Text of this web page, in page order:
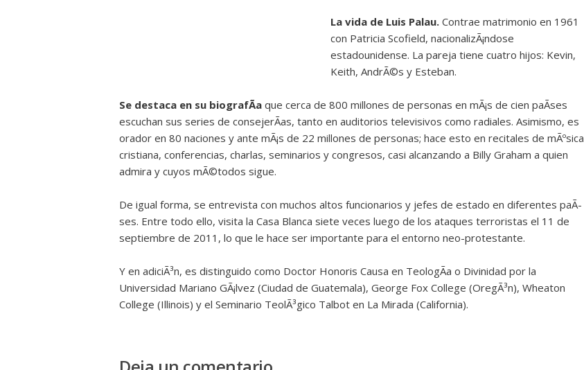
La vida de Luis Palau. Contrae matrimonio en 1961
con Patricia Scofield, nacionalizÃ¡ndose
estadounidense. La pareja tiene cuatro hijos: Kevin,
Keith, AndrÃ©s y Esteban.
Se destaca en su biografÃ­a que cerca de 800 millones de personas en mÃ¡s de cien paÃ­ses
escuchan sus series de consejerÃ­as, tanto en auditorios televisivos como radiales. Asimismo, es
orador en 80 naciones y ante mÃ¡s de 22 millones de personas; hace esto en recitales de mÃºsica
cristiana, conferencias, charlas, seminarios y congresos, casi alcanzando a Billy Graham a quien
admira y cuyos mÃ©todos sigue.
De igual forma, se entrevista con muchos altos funcionarios y jefes de estado en diferentes paÃ­
ses. Entre todo ello, visita la Casa Blanca siete veces luego de los ataques terroristas el 11 de
septiembre de 2011, lo que le hace ser importante para el entorno neo-protestante.
Y en adiciÃ³n, es distinguido como Doctor Honoris Causa en TeologÃ­a o Divinidad por la
Universidad Mariano GÃ¡lvez (Ciudad de Guatemala), George Fox College (OregÃ³n), Wheaton
College (Illinois) y el Seminario TeolÃ³gico Talbot en La Mirada (California).